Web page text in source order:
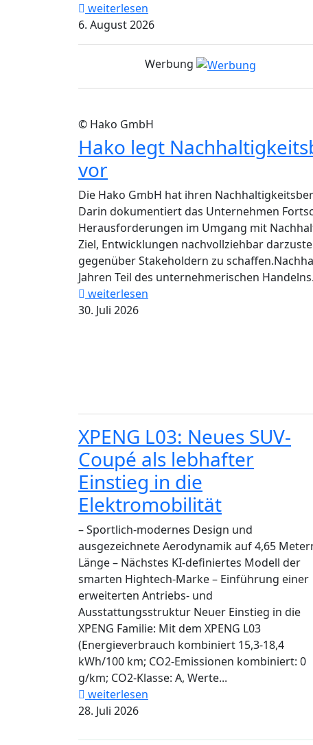
weiterlesen
6. August 2026
Werbung
© Hako GmbH
Hako legt
vor
Die Hako GmbH hat ihren
Darin dokumentiert das Unternehmen
Herausforderungen im Umgang mit
Ziel, Entwicklungen nachvollziehbar
gegenüber Stakeholdern zu
Jahren Teil des unternehmerischen
weiterlesen
30. Juli 2026
XPENG L03: Neues SUV-
Coupé als lebhafter
Einstieg in die
Elektromobilität
– Sportlich-modernes Design und
ausgezeichnete Aerodynamik auf 4,65
Länge – Nächstes KI-definiertes Modell der
smarten Hightech-Marke – Einführung einer
erweiterten Antriebs- und
Ausstattungsstruktur Neuer Einstieg in die
XPENG Familie: Mit dem XPENG L03
(Energieverbrauch kombiniert 15,3-18,4
kWh/100 km; CO2-Emissionen kombiniert: 0
g/km; CO2-Klasse: A, Werte...
weiterlesen
28. Juli 2026